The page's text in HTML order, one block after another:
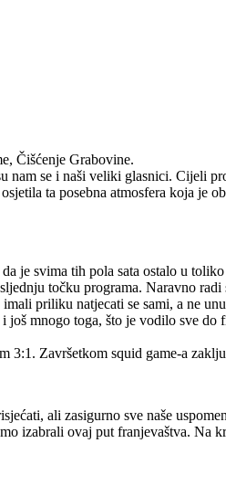
Čišćenje Grabovine.
se i naši veliki glasnici. Cijeli
ta posebna atmosfera koja
je svima tih pola sata ostalo u
točku programa. Naravno
priliku natjecati se sami, a ne
mnogo toga, što je vodilo sve
Završetkom squid game-a
ali zasigurno sve naše
izabrali ovaj put franjevaštva.